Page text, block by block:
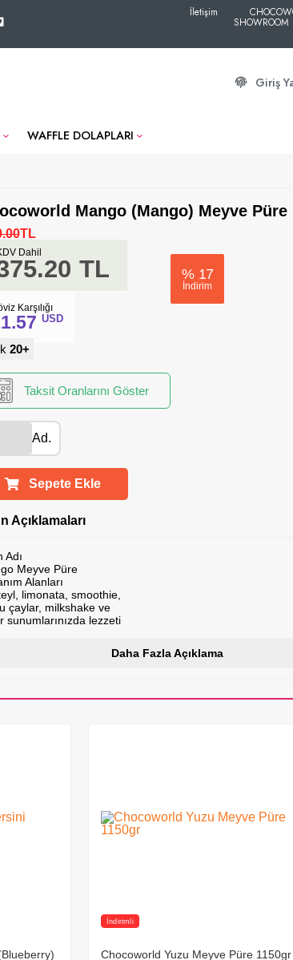
İletişim
SHOWROOM
Giriş
WAFFLE DOLAPLARI
Mango (Mango) Meyve Püre
% 17
İndirim
TL
TL
Dahil
Karşılığı
USD
20+
Taksit Oranlarını Göster
Ad.
Sepete Ekle
Açıklamaları
Adı
Meyve Püre
Alanları
limonata, smoothie,
çaylar, milkshake ve
sunumlarınızda lezzeti
firma
ışıktan uzakta saklanır.
12 aydır.
Daha Fazla Açıklama
İndirimli
Chocoworld Yuzu Meyve Püre 1150gr